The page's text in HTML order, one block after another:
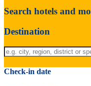
Search hotels and
Destination
Check-in date